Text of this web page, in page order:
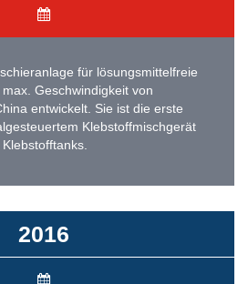
für lösungsmittelfreie
Geschwindigkeit von
entwickelt. Sie ist die erste
Klebstoffmischgerät
2016